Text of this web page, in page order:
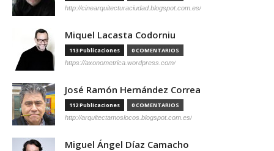
http://cinearquitecturaciudad.blogspot.com.es/
Miquel Lacasta Codorniu
113 Publicaciones 0 COMENTARIOS
https://axonometrica.wordpress.com/
José Ramón Hernández Correa
112 Publicaciones 0 COMENTARIOS
http://arquitectamoslocos.blogspot.com.es/
Miguel Ángel Díaz Camacho